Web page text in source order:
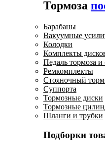
Тормоза
Барабаны
Вакуумные
Колодки
Комплекты
Педаль тормоза и
Ремкомплекты
Стояночный
Суппорта
Тормозные диски
Тормозные
Шланги и трубки
Подборки